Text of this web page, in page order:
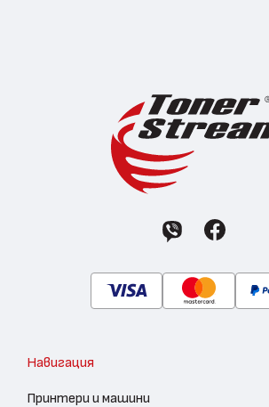
Навигация
Принтери и машини